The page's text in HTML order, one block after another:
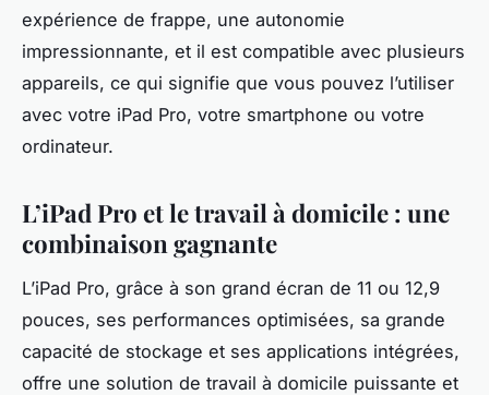
expérience de frappe, une autonomie
impressionnante, et il est compatible avec plusieurs
appareils, ce qui signifie que vous pouvez l’utiliser
avec votre iPad Pro, votre smartphone ou votre
ordinateur.
L’iPad Pro et le travail à domicile : une
combinaison gagnante
L’iPad Pro, grâce à son grand écran de 11 ou 12,9
pouces, ses performances optimisées, sa grande
capacité de stockage et ses applications intégrées,
offre une solution de travail à domicile puissante et